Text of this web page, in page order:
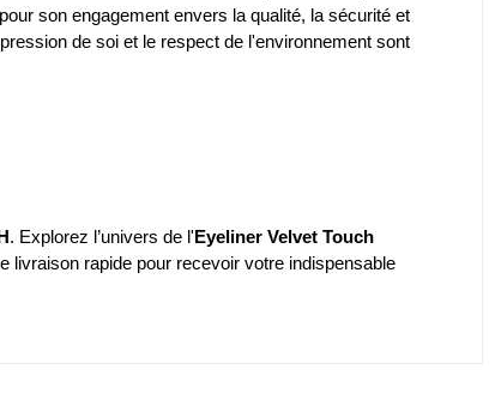
son engagement envers la qualité, la sécurité et
de soi et le respect de l'environnement sont
. Explorez l’univers de l'Eyeliner Velvet Touch
livraison rapide pour recevoir votre indispensable